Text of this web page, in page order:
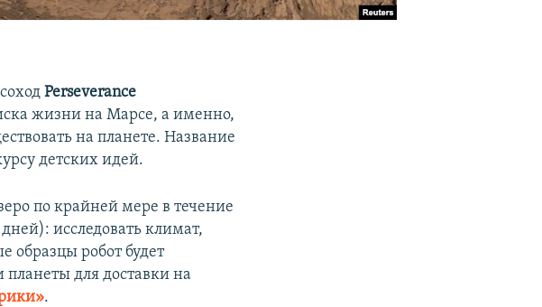
Perseverance
жизни на Марсе, а именно,
на планете. Название
детских идей.
по крайней мере в течение
исследовать климат,
образцы робот будет
планеты для доставки на
.